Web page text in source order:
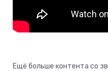
Ещё больше контента со